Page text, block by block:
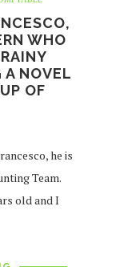
WHO
A NOVEL
OF
he is
Team.
old and I